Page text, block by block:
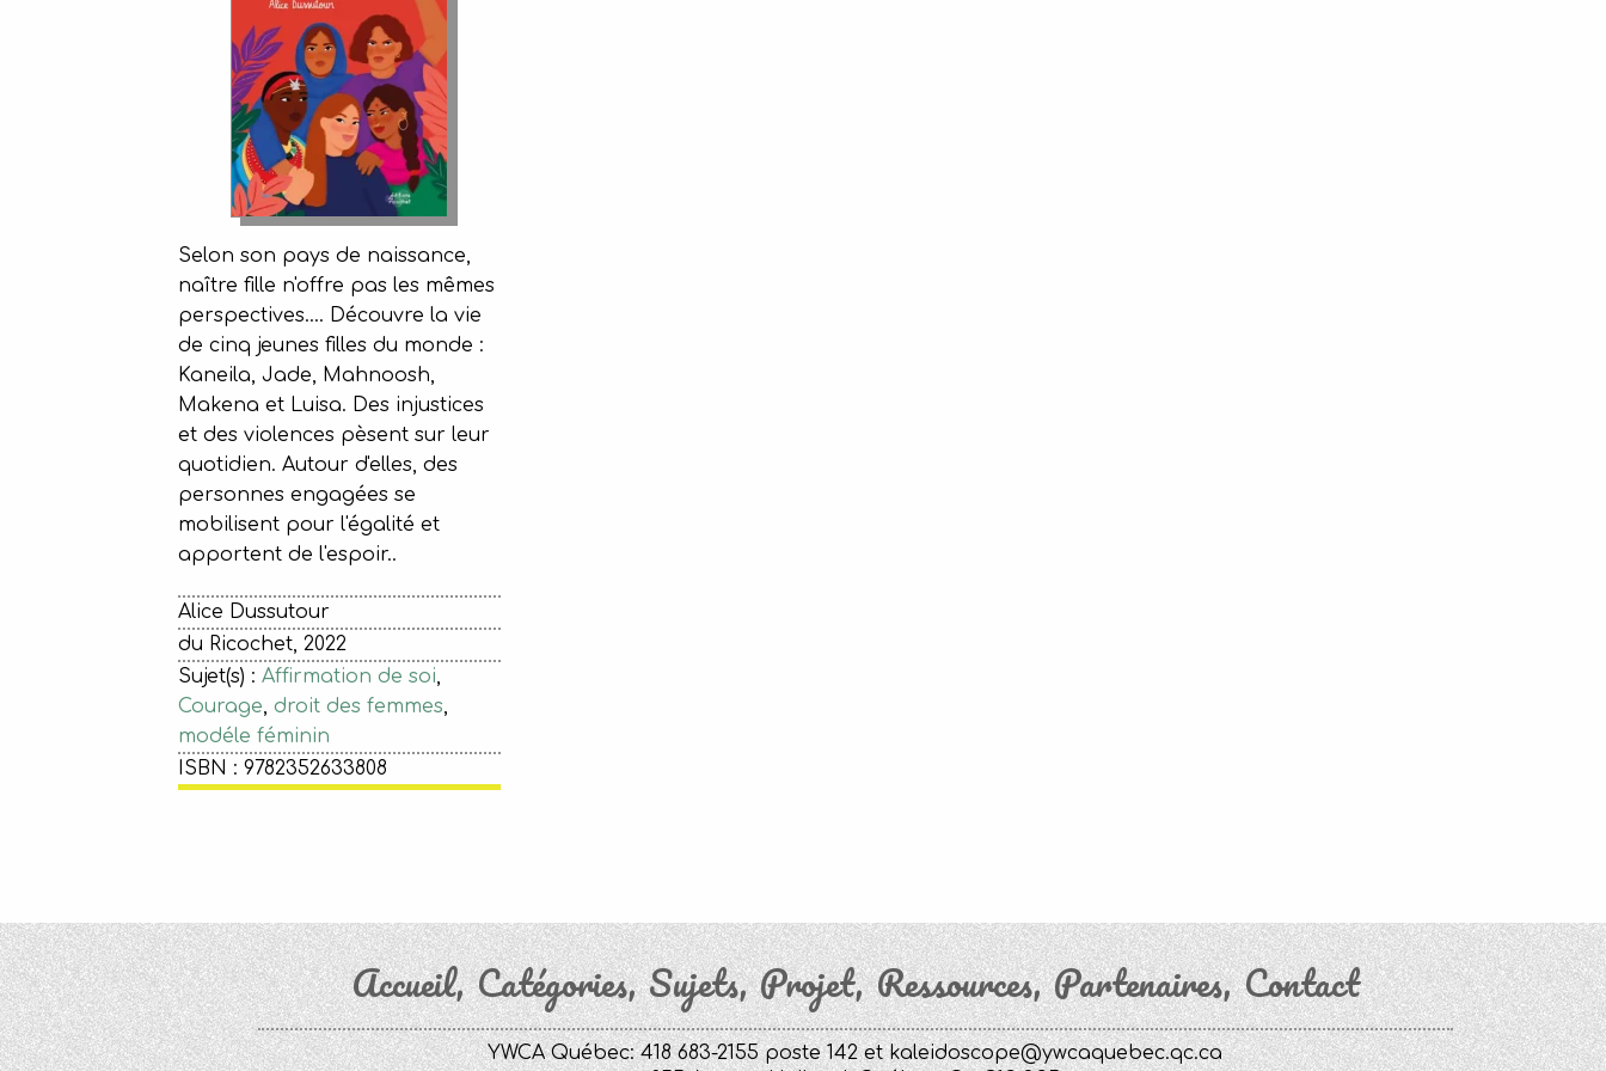
Selon son pays de naissance,
naître fille n'offre pas les mêmes
perspectives.... Découvre la vie
de cinq jeunes filles du monde :
Kaneila, Jade, Mahnoosh,
Makena et Luisa. Des injustices
et des violences pèsent sur leur
quotidien. Autour d'elles, des
personnes engagées se
mobilisent pour l'égalité et
apportent de l'espoir..
Alice Dussutour
du Ricochet, 2022
Sujet(s) : Affirmation de soi,
Courage, droit des femmes,
modéle féminin
ISBN : 9782352633808
Accueil Catégories Sujets Projet Ressources Partenaires Contact
YWCA Québec: 418 683-2155 poste 142 etkaleidoscope@ywcaquebec.qc.ca